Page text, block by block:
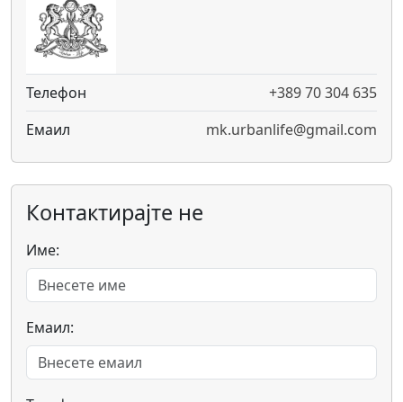
Телефон
+389 70 304 635
Емаил
mk.urbanlife@gmail.com
Контактирајте не
Име:
Емаил: